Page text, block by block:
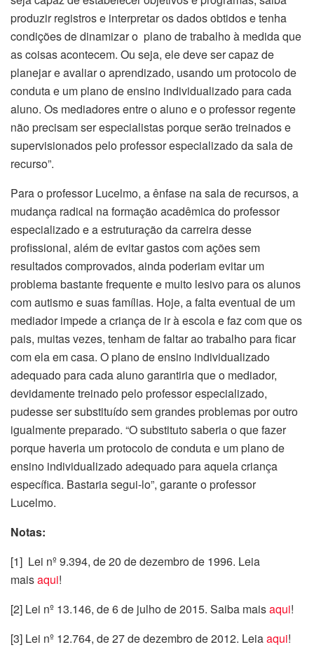
produzir registros e interpretar os dados obtidos e tenha
condições de dinamizar o plano de trabalho à medida que
as coisas acontecem. Ou seja, ele deve ser capaz de
planejar e avaliar o aprendizado, usando um protocolo de
conduta e um plano de ensino individualizado para cada
aluno. Os mediadores entre o aluno e o professor regente
não precisam ser especialistas porque serão treinados e
supervisionados pelo professor especializado da sala de
recurso”.
Para o professor Lucelmo, a ênfase na sala de recursos, a
mudança radical na formação acadêmica do professor
especializado e a estruturação da carreira desse
profissional, além de evitar gastos com ações sem
resultados comprovados, ainda poderiam evitar um
problema bastante frequente e muito lesivo para os alunos
com autismo e suas famílias. Hoje, a falta eventual de um
mediador impede a criança de ir à escola e faz com que os
pais, muitas vezes, tenham de faltar ao trabalho para ficar
com ela em casa. O plano de ensino individualizado
adequado para cada aluno garantiria que o mediador,
devidamente treinado pelo professor especializado,
pudesse ser substituído sem grandes problemas por outro
igualmente preparado. “O substituto saberia o que fazer
porque haveria um protocolo de conduta e um plano de
ensino individualizado adequado para aquela criança
específica. Bastaria segui-lo”, garante o professor
Lucelmo.
Notas:
[1] Lei nº 9.394, de 20 de dezembro de 1996. Leia
maisaqui!
[2] Lei nº 13.146, de 6 de julho de 2015. Saiba maisaqui!
[3] Lei nº 12.764, de 27 de dezembro de 2012. Leiaaqui!